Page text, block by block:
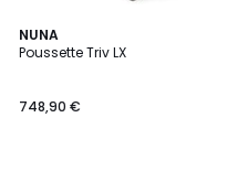
NUNA
Poussette Triv LX
748,90 €